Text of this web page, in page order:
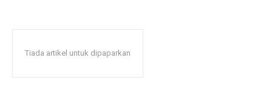
Tiada artikel untuk dipaparkan